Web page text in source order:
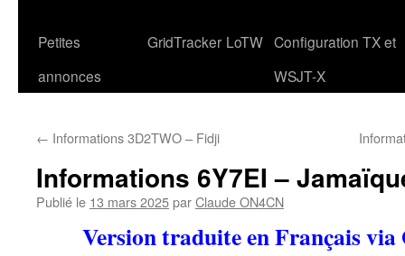
Petites
annonces
GridTracker LoTW Configuration TX et
WSJT-X
← Informations 3D2TWO – Fidji
Informations 6Y7EI –
Publié le 13 mars 2025parClaude ON4CN
Version traduite en Français via